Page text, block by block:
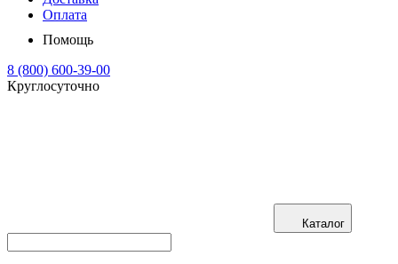
Оплата
Помощь
8 (800) 600-39-00
Круглосуточно
Каталог